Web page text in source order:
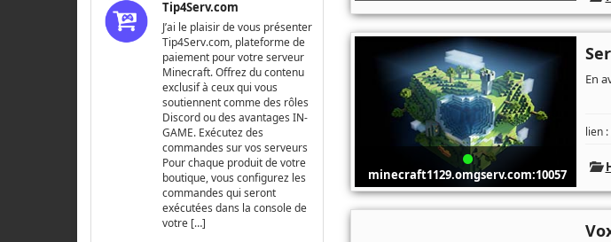
Tip4Serv.com
J’ai le plaisir de vous présenter
Tip4Serv.com, plateforme de
paiement pour votre serveur
Minecraft. Offrez du contenu
exclusif à ceux qui vous
soutiennent comme des rôles
Discord ou des avantages IN-
GAME. Exécutez des
commandes sur vos serveurs
Pour chaque produit de votre
boutique, vous configurez les
commandes qui seront
exécutées dans la console de
votre […]
minecraft1129.omgserv.com:10057
En
lien